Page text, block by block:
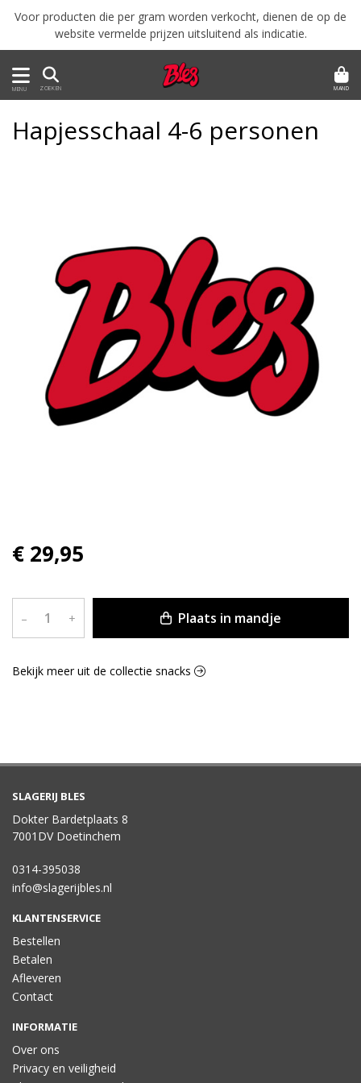
Voor producten die per gram worden verkocht, dienen de op de
website vermelde prijzen uitsluitend als indicatie.
MENU ZOEKEN MAND
Hapjesschaal 4-6 personen
€ 29,95
– + Plaats in mandje
Bekijk meer uit de collectie snacks
SLAGERIJ BLES
Dokter Bardetplaats 8
7001DV Doetinchem
0314-395038
info@slagerijbles.nl
KLANTENSERVICE
Bestellen
Betalen
Afleveren
Contact
INFORMATIE
Over ons
Privacy en veiligheid